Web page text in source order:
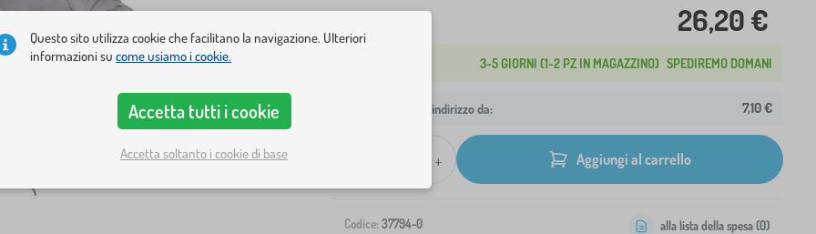
26,20 €
3-5 GIORNI (1-2 PZ IN MAGAZZINO) SPEDIREMO DOMANI
Spedizione al tuo indirizzo da: 7,10 €
+ Aggiungi al carrello
Codice: 37794-0 alla lista della spesa (0)
Questo sito utilizza cookie che facilitano la navigazione. Ulteriori
informazioni su come usiamo i cookie.
Accetta tutti i cookie
Accetta soltanto i cookie di base